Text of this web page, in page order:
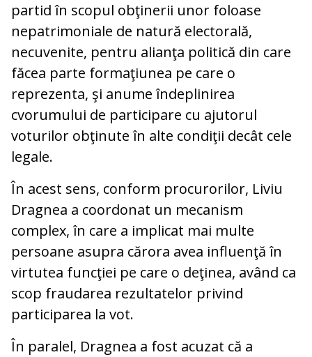
partid în scopul obţinerii unor foloase
nepatrimoniale de natură electorală,
necuvenite, pentru alianţa politică din care
făcea parte formaţiunea pe care o
reprezenta, şi anume îndeplinirea
cvorumului de participare cu ajutorul
voturilor obţinute în alte condiţii decât cele
legale.
În acest sens, conform procurorilor, Liviu
Dragnea a coordonat un mecanism
complex, în care a implicat mai multe
persoane asupra cărora avea influenţă în
virtutea funcţiei pe care o deţinea, având ca
scop fraudarea rezultatelor privind
participarea la vot.
În paralel, Dragnea a fost acuzat că a